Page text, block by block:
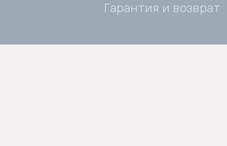
Гарантия и возврат